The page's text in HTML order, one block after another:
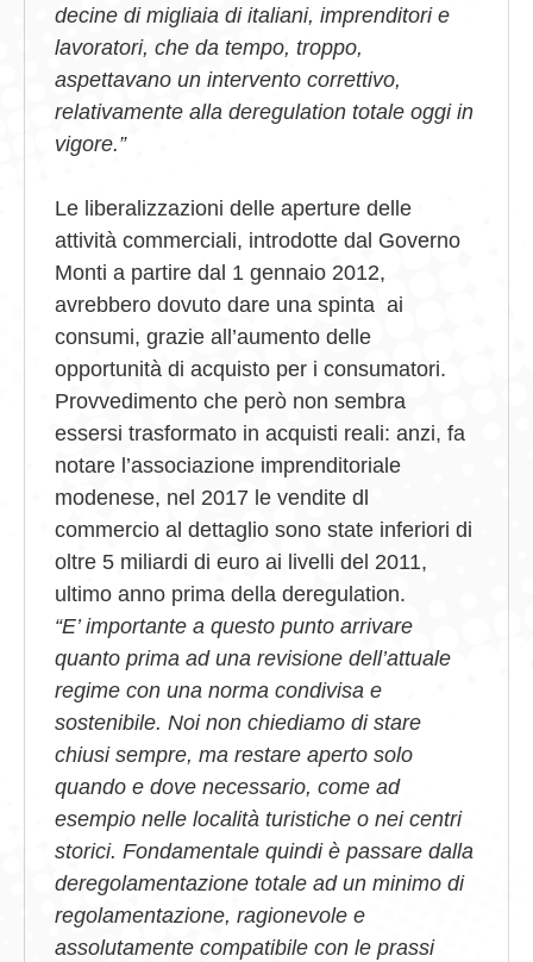
decine di migliaia di italiani, imprenditori e
lavoratori, che da tempo, troppo,
aspettavano un intervento correttivo,
relativamente alla deregulation totale oggi in
vigore.”
Le liberalizzazioni delle aperture delle
attività commerciali, introdotte dal Governo
Monti a partire dal 1 gennaio 2012,
avrebbero dovuto dare una spinta ai
consumi, grazie all’aumento delle
opportunità di acquisto per i consumatori.
Provvedimento che però non sembra
essersi trasformato in acquisti reali: anzi, fa
notare l’associazione imprenditoriale
modenese, nel 2017 le vendite dl
commercio al dettaglio sono state inferiori di
oltre 5 miliardi di euro ai livelli del 2011,
ultimo anno prima della deregulation.
“E’ importante a questo punto arrivare
quanto prima ad una revisione dell’attuale
regime con una norma condivisa e
sostenibile. Noi non chiediamo di stare
chiusi sempre, ma restare aperto solo
quando e dove necessario, come ad
esempio nelle località turistiche o nei centri
storici. Fondamentale quindi è passare dalla
deregolamentazione totale ad un minimo di
regolamentazione, ragionevole e
assolutamente compatibile con le prassi